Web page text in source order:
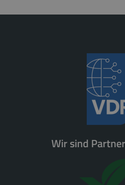
Wir sind